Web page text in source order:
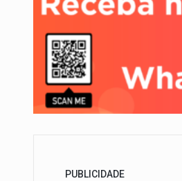
PUBLICIDADE